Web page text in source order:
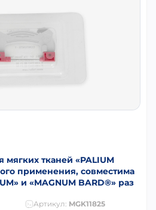
мягких тканей «PALIUM
применения, совместима
и «MAGNUM BARD®» раз
Артикул: MGK11825